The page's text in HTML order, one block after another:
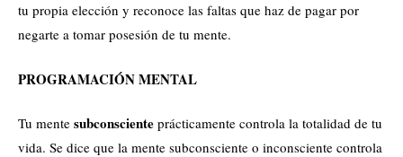
tu propia elección y reconoce las faltas que haz de pagar por
negarte a tomar posesión de tu mente.
PROGRAMACIÓN MENTAL
Tu mente subconsciente prácticamente controla la totalidad de tu
vida. Se dice que la mente subconsciente o inconsciente controla